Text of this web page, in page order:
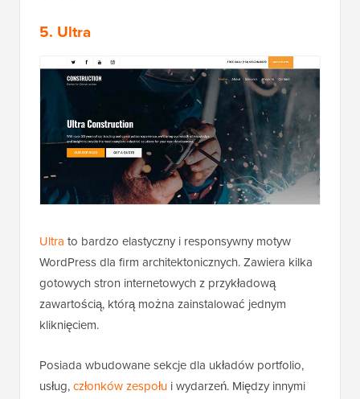
5. Ultra
Ultra to bardzo elastyczny i responsywny motyw
WordPress dla firm architektonicznych. Zawiera kilka
gotowych stron internetowych z przykładową
zawartością, którą można zainstalować jednym
kliknięciem.
Posiada wbudowane sekcje dla układów portfolio,
usług,członków zespołu i wydarzeń. Między innymi